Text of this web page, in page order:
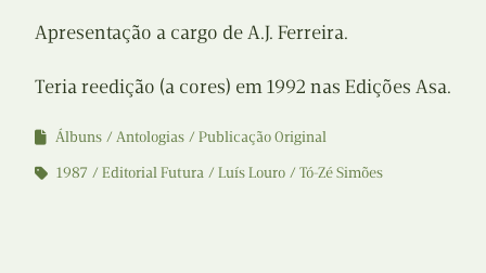
Apresentação a cargo de A.J. Ferreira.
Teria reedição (a cores) em 1992 nas Edições Asa.
Álbuns Antologias
Publicação Original
1987
Editorial Futura Luís Louro Tó-Zé Simões